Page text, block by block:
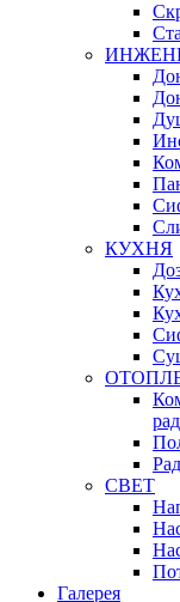
КУХНЯ
СВЕТ
Галерея